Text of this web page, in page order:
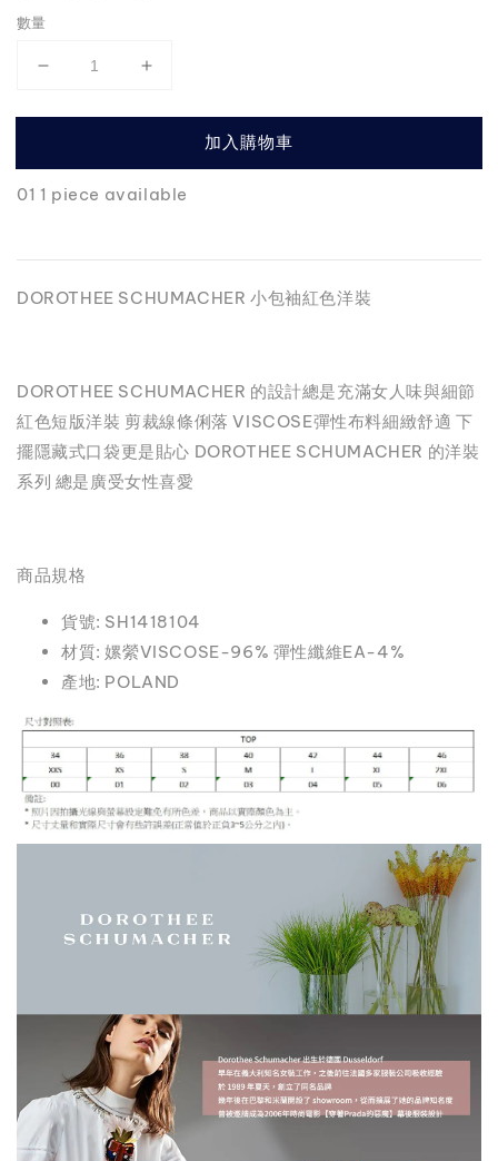
數量
加入購物車
01 1 piece available
DOROTHEE SCHUMACHER 小包袖紅色洋裝
DOROTHEE SCHUMACHER 的設計總是充滿女人味與細節
紅色短版洋裝 剪裁線條俐落 VISCOSE彈性布料細緻舒適 下
擺隱藏式口袋更是貼心 DOROTHEE SCHUMACHER 的洋裝
系列 總是廣受女性喜愛
商品規格
貨號: SH1418104
材質: 嫘縈VISCOSE-96% 彈性纖維EA-4%
產地: POLAND